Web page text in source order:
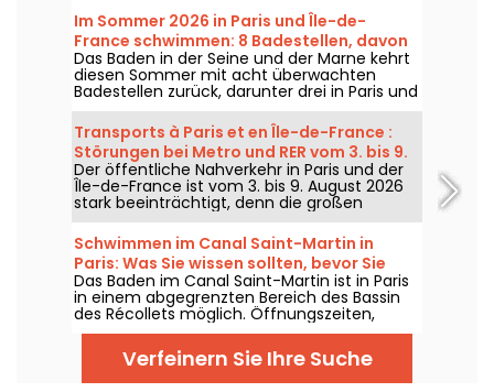
Im Sommer 2026 in Paris und Île-de-
France schwimmen: 8 Badestellen, davon
5 kostenlos, in der Seine und der Marne.
Das Baden in der Seine und der Marne kehrt
diesen Sommer mit acht überwachten
Badestellen zurück, darunter drei in Paris und
eine brandneue Badestelle im Département
Seine-Saint-Denis. Sie öffnen sich ab dem
20. Juni für einige und ab dem 4. Juli für
andere – und bleiben bis Ende August 2026
offen.
Transports à Paris et en Île-de-France :
Störungen bei Metro und RER vom 3. bis 9.
August 2026
Der öffentliche Nahverkehr in Paris und der
Île-de-France ist vom 3. bis 9. August 2026
stark beeinträchtigt, denn die großen
Sommerbaustellen belasten einige Linien
massiv – laut RATP und SNCF.
Schwimmen im Canal Saint-Martin in
Paris: Was Sie wissen sollten, bevor Sie
dorthin gehen
Das Baden im Canal Saint-Martin ist in Paris
in einem abgegrenzten Bereich des Bassin
des Récollets möglich. Öffnungszeiten,
Zugang, kostenloser Eintritt,
Sicherheitsregeln: Hier sind die praktischen
Informationen, die Sie vor dem Besuch
kennen sollten.
Verfeinern Sie Ihre Suche